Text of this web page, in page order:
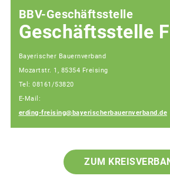
BBV-Geschäftsstelle
Geschäftsstelle
Bayerischer Bauernverband
Mozartstr. 1, 85354 Freising
Tel: 08161/53820
E-Mail:
erding-freising@bayerischerbauernverband.de
ZUM